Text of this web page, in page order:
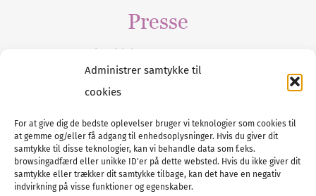
Administrer samtykke til
cookies
For at give dig de bedste oplevelser bruger vi teknologier som cookies til
at gemme og/eller få adgang til enhedsoplysninger. Hvis du giver dit
samtykke til disse teknologier, kan vi behandle data som f.eks.
browsingadfærd eller unikke ID'er på dette websted. Hvis du ikke giver dit
samtykke eller trækker dit samtykke tilbage, kan det have en negativ
indvirkning på visse funktioner og egenskaber.
Presse
Tilmeld dig vores
Tel :89 88 13 90
E-post:info@nordicbridalmedia.com
Nordic Bridal Media